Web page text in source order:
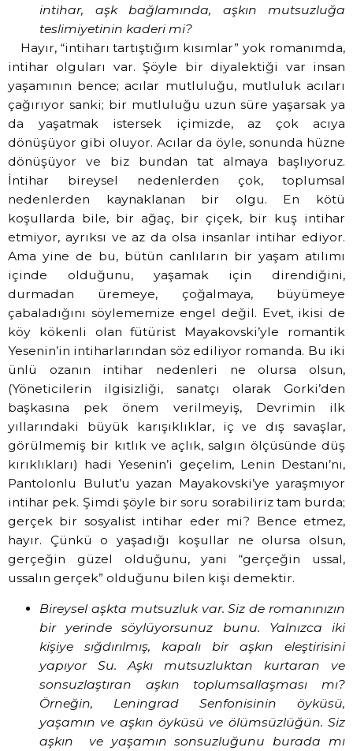
intihar, aşk bağlamında, aşkın mutsuzluğa
teslimiyetinin kaderi mi?
Hayır, “intiharı tartıştığım kısımlar” yok romanımda,
intihar olguları var. Şöyle bir diyalektiği var insan
yaşamının bence; acılar mutluluğu, mutluluk acıları
çağırıyor sanki; bir mutluluğu uzun süre yaşarsak ya
da yaşatmak istersek içimizde, az çok acıya
dönüşüyor gibi oluyor. Acılar da öyle, sonunda hüzne
dönüşüyor ve biz bundan tat almaya başlıyoruz.
İntihar bireysel nedenlerden çok, toplumsal
nedenlerden kaynaklanan bir olgu. En kötü
koşullarda bile, bir ağaç, bir çiçek, bir kuş intihar
etmiyor, ayrıksı ve az da olsa insanlar intihar ediyor.
Ama yine de bu, bütün canlıların bir yaşam atılımı
içinde olduğunu, yaşamak için direndiğini,
durmadan üremeye, çoğalmaya, büyümeye
çabaladığını söylememize engel değil. Evet, ikisi de
köy kökenli olan fütürist Mayakovski’yle romantik
Yesenin’in intiharlarından söz ediliyor romanda. Bu iki
ünlü ozanın intihar nedenleri ne olursa olsun,
(Yöneticilerin ilgisizliği, sanatçı olarak Gorki’den
başkasına pek önem verilmeyiş, Devrimin ilk
yıllarındaki büyük karışıklıklar, iç ve dış savaşlar,
görülmemiş bir kıtlık ve açlık, salgın ölçüsünde düş
kırıklıkları) hadi Yesenin’i geçelim, Lenin Destanı’nı,
Pantolonlu Bulut’u yazan Mayakovski’ye yaraşmıyor
intihar pek. Şimdi şöyle bir soru sorabiliriz tam burda;
gerçek bir sosyalist intihar eder mi? Bence etmez,
hayır. Çünkü o yaşadığı koşullar ne olursa olsun,
gerçeğin güzel olduğunu, yani “gerçeğin ussal,
ussalın gerçek” olduğunu bilen kişi demektir.
Bireysel aşkta mutsuzluk var. Siz de romanınızın
bir yerinde söylüyorsunuz bunu. Yalnızca iki
kişiye sığdırılmış, kapalı bir aşkın eleştirisini
yapıyor Su. Aşkı mutsuzluktan kurtaran ve
sonsuzlaştıran aşkın toplumsallaşması mı?
Örneğin, Leningrad Senfonisinin öyküsü,
yaşamın ve aşkın öyküsü ve ölümsüzlüğün. Siz
aşkın
ve yaşamın sonsuzluğunu burada mı